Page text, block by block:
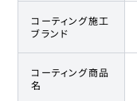
コーティング施工
ブランド
コーティング商品
名